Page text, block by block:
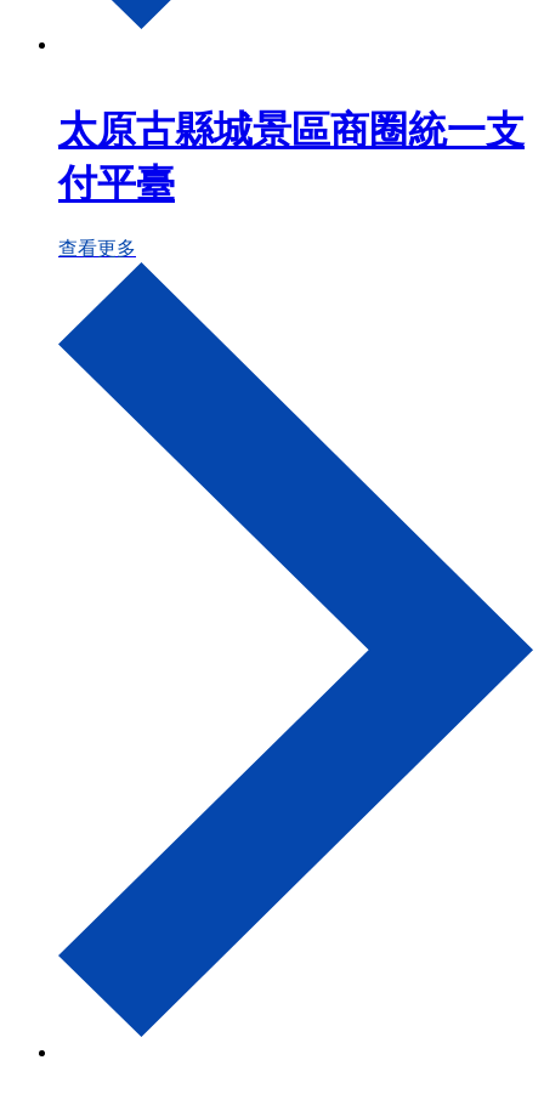
太原古縣城景區商圈統一支
付平臺
查看更多